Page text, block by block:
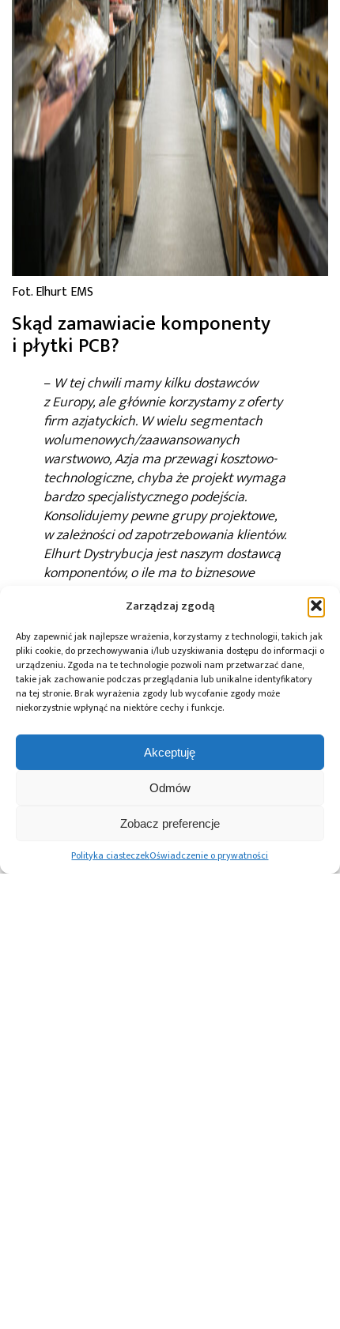
Zarządzaj zgodą
Aby zapewnić jak najlepsze wrażenia, korzystamy z technologii, takich jak
pliki cookie, do przechowywania i/lub uzyskiwania dostępu do informacji o
urządzeniu. Zgoda na te technologie pozwoli nam przetwarzać dane,
takie jak zachowanie podczas przeglądania lub unikalne identyfikatory
na tej stronie. Brak wyrażenia zgody lub wycofanie zgody może
niekorzystnie wpłynąć na niektóre cechy i funkcje.
Akceptuję
Odmów
Zobacz preferencje
Polityka ciasteczekOświadczenie o prywatności
Fot. Elhurt EMS
Skąd zamawiacie komponenty
i płytki PCB?
– W tej chwili mamy kilku dostawców
z Europy, ale głównie korzystamy z oferty
firm azjatyckich. W wielu segmentach
wolumenowych/zaawansowanych
warstwowo, Azja ma przewagi kosztowo-
technologiczne, chyba że projekt wymaga
bardzo specjalistycznego podejścia.
Konsolidujemy pewne grupy projektowe,
w zależności od zapotrzebowania klientów.
Elhurt Dystrybucja jest naszym dostawcą
komponentów, o ile ma to biznesowe
korzystamy jednak z oferty zagranicznych
firm, często producentów, ponieważ nasze
produkty są skomplikowane. W Polsce
technologia płytek drukowanych
w pewnym momencie się zatrzymała
i firmy przestały być konkurencyjne.
byłoby korzystać z polskich dostawców PCB,
ale my takiej elektroniki nie montujemy.
W ostatnim czasie dało się zaobserwować,
z powodów strategicznych, politycznych
w realizacji skomplikowanych projektów